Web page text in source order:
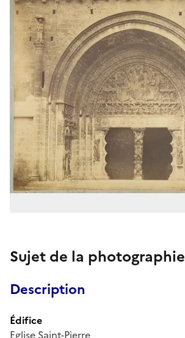
Sujet de la photographie
Description
Édifice
Eglise Saint-Pierre